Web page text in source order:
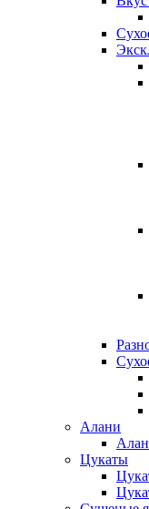
Алани
Цукаты